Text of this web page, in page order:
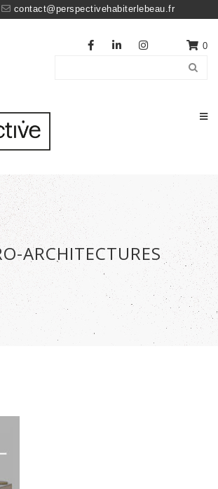
contact@perspectivehabiterlebeau.fr
0
ARCHITECTURES